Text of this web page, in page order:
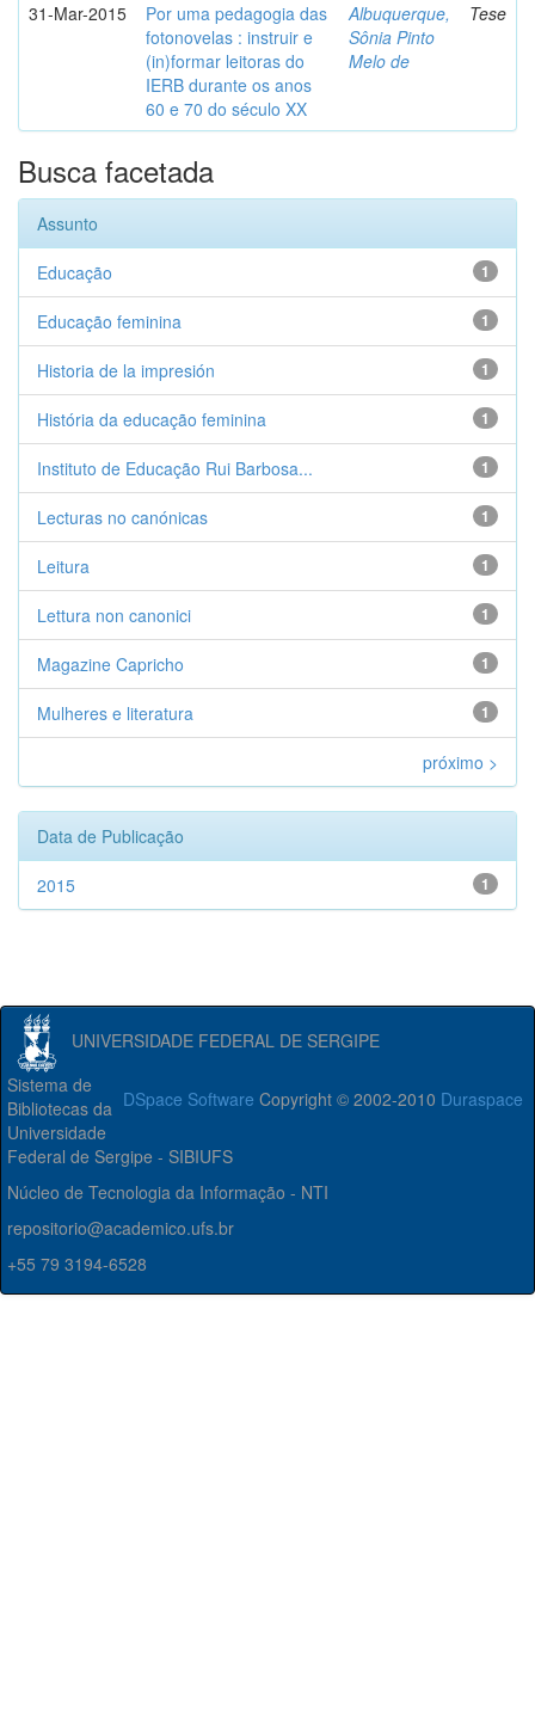
31-Mar-2015
Por uma pedagogia das
fotonovelas : instruir e
(in)formar leitoras do
IERB durante os anos
60 e 70 do século XX
Albuquerque,
Sônia Pinto
Melo de
Tese
Busca facetada
Assunto
1
Educação
1
Educação feminina
1
Historia de la impresión
1
História da educação feminina
1
Instituto de Educação Rui Barbosa...
1
Lecturas no canónicas
1
Leitura
1
Lettura non canonici
1
Magazine Capricho
1
Mulheres e literatura
próximo >
Data de Publicação
1
2015
UNIVERSIDADE FEDERAL DE SERGIPE
DSpace Software Copyright © 2002-2010 Duraspace
Sistema de
Bibliotecas da
Universidade
Federal de Sergipe - SIBIUFS
Núcleo de Tecnologia da Informação - NTI
repositorio@academico.ufs.br
+55 79 3194-6528